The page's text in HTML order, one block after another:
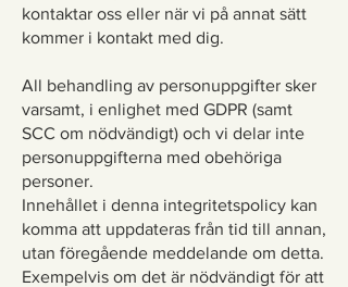
kontaktar oss eller när vi på annat sätt
kommer i kontakt med dig.
All behandling av personuppgifter sker
varsamt, i enlighet med GDPR (samt
SCC om nödvändigt) och vi delar inte
personuppgifterna med obehöriga
personer.
Innehållet i denna integritetspolicy kan
komma att uppdateras från tid till annan,
utan föregående meddelande om detta.
Exempelvis om det är nödvändigt för att